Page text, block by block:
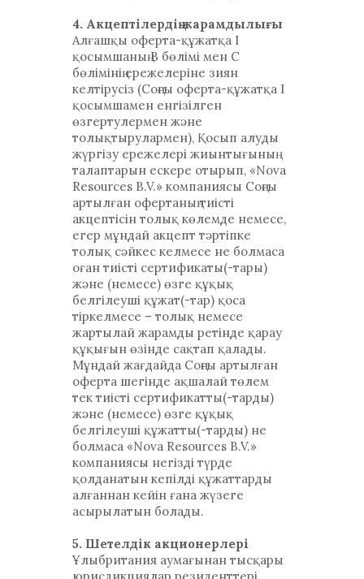
4. Акцептілердің жарамдылығы
Алғашқы оферта-құжатқа I
қосымшаның В бөлімі мен С
бөлімінің ережелеріне зиян
келтірусіз (Соңғы оферта-құжатқа I
қосымшамен енгізілген
өзгертулермен және
толықтырулармен), Қосып алуды
жүргізу ережелері жиынтығының
талаптарын ескере отырып, «Nova
Resources B.V.» компаниясы Соңғы
артылған офертаның тиісті
акцептісін толық көлемде немесе,
егер мұндай акцепт тәртіпке
толық сәйкес келмесе не болмаса
оған тиісті сертификаты(-тары)
және (немесе) өзге құқық
белгілеуші құжат(-тар) қоса
тіркелмесе – толық немесе
жартылай жарамды ретінде қарау
құқығын өзінде сақтап қалады.
Мұндай жағдайда Соңғы артылған
оферта шегінде ақшалай төлем
тек тиісті сертификатты(-тарды)
және (немесе) өзге құқық
белгілеуші құжатты(-тарды) не
болмаса «Nova Resources B.V.»
компаниясы негізді түрде
қолданатын кепілді құжаттарды
алғаннан кейін ғана жүзеге
асырылатын болады.
5. Шетелдік акционерлері
Ұлыбритания аумағынан тысқары